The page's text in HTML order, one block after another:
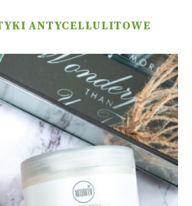
ANTYCELLULITOWE